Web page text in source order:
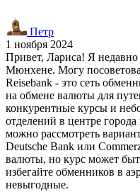
Петр
1 ноября 2024
Привет, Лариса! Я
Мюнхене. Могу
Reisebank - это сеть
на обмене валюты для
конкурентные курсы и
отделений в центре
можно рассмотреть
Deutsche Bank или
валюты, но курс может
избегайте обменников в
невыгодные.